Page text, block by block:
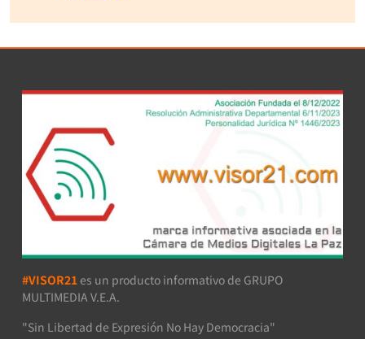
#VISOR21 es un producto informativo de GRUPO
MULTIMEDIA V.E.A.
"Sin Libertad de Expresión No Hay Democracia"